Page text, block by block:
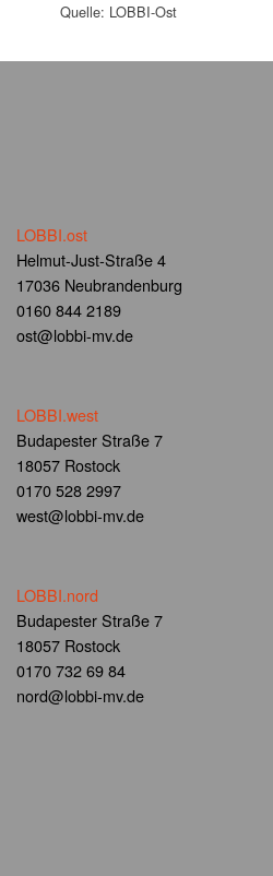
Quelle: LOBBI-Ost
LOBBI.ost
Helmut-Just-Straße 4
17036 Neubrandenburg
0160 844 2189
ost@lobbi-mv.de
LOBBI.west
Budapester Straße 7
18057 Rostock
0170 528 2997
west@lobbi-mv.de
LOBBI.nord
Budapester Straße 7
18057 Rostock
0170 732 69 84
nord@lobbi-mv.de